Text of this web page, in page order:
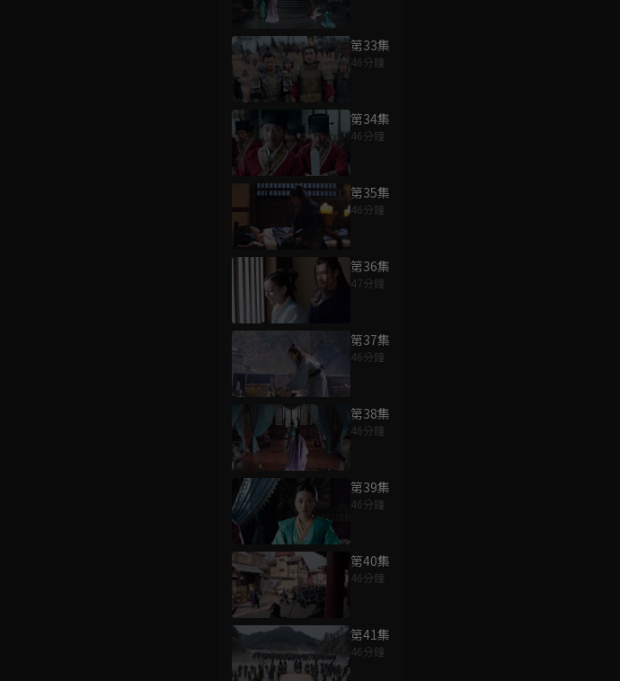
第33集
46分鐘
第34集
46分鐘
第35集
46分鐘
第36集
47分鐘
第37集
46分鐘
第38集
46分鐘
第39集
46分鐘
第40集
46分鐘
第41集
46分鐘